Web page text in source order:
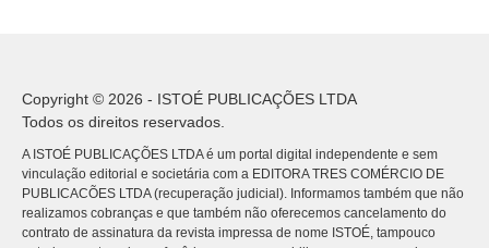
Copyright © 2026 - ISTOÉ PUBLICAÇÕES LTDA
Todos os direitos reservados.
A ISTOÉ PUBLICAÇÕES LTDA é um portal digital independente e sem
vinculação editorial e societária com a EDITORA TRES COMÉRCIO DE
PUBLICACÕES LTDA (recuperação judicial). Informamos também que não
realizamos cobranças e que também não oferecemos cancelamento do
contrato de assinatura da revista impressa de nome ISTOÉ, tampouco